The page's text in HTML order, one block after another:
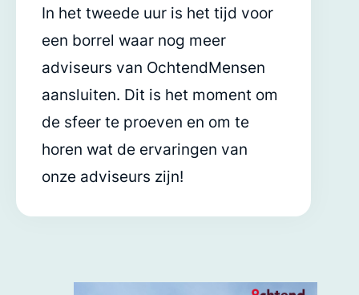
In het tweede uur is het tijd voor
een borrel waar nog meer
adviseurs van OchtendMensen
aansluiten. Dit is het moment om
de sfeer te proeven en om te
horen wat de ervaringen van
onze adviseurs zijn!